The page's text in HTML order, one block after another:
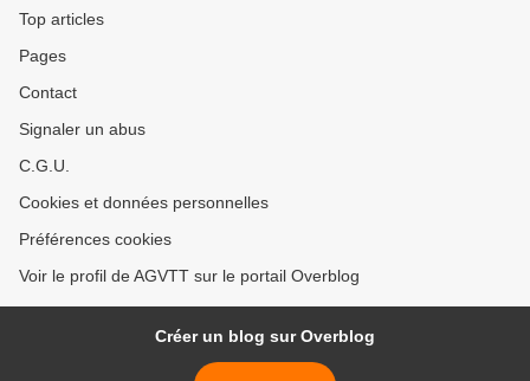
Top articles
Pages
Contact
Signaler un abus
C.G.U.
Cookies et données personnelles
Préférences cookies
Voir le profil de AGVTT sur le portail Overblog
Créer un blog sur Overblog